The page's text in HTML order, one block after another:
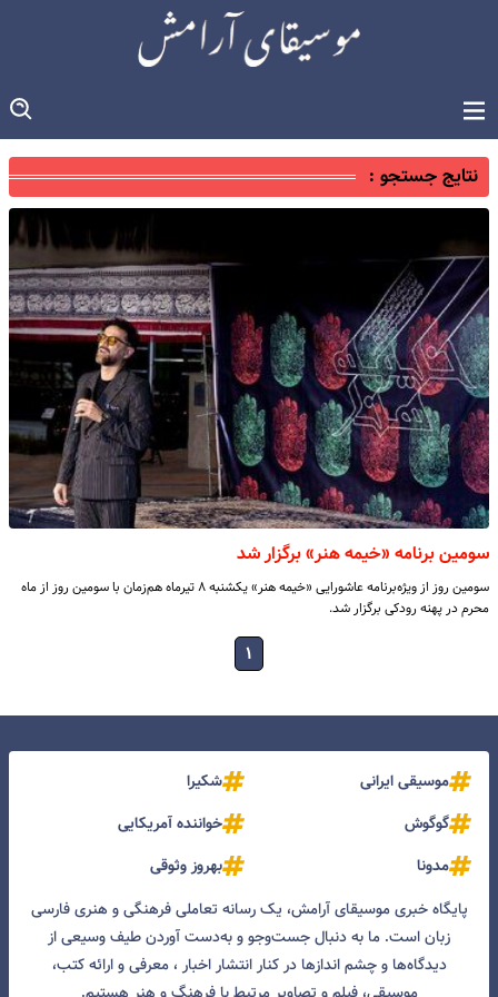
نتایج جستجو :
سومین برنامه «خیمه هنر» برگزار شد
سومین روز از ویژه‌برنامه عاشورایی «خیمه هنر» یکشنبه ۸ تیرماه هم‌زمان با سومین روز از ماه
محرم در پهنه رودکی برگزار شد.
۱
موسیقی ایرانی
شکیرا
گوگوش
خواننده آمریکایی
مدونا
بهروز وثوقی
پایگاه خبری موسیقای آرامش، یک رسانه تعاملی فرهنگی و هنری فارسی
زبان است. ما به دنبال جست‌و‌جو و به‌دست آوردن طیف وسیعی از
دیدگاه‌ها و چشم انداز‌ها در کنار انتشار اخبار ، معرفی و ارائه کتب،